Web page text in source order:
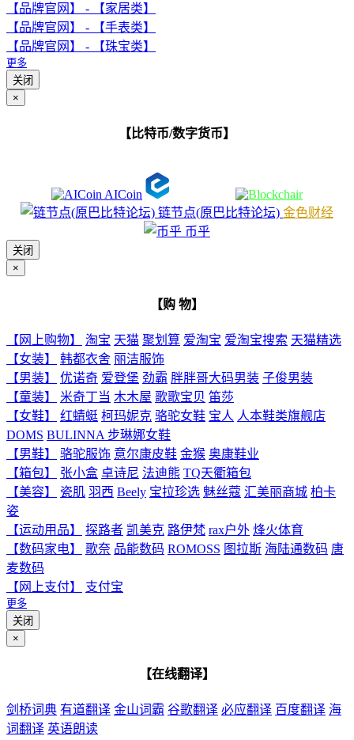
【品牌官网】 - 【家居类】
【品牌官网】 - 【手表类】
【品牌官网】 - 【珠宝类】
更多
关闭
×
【比特币/数字货币】
AICoin
链节点(原巴比特论坛) 金色财经
币乎
关闭
×
【购 物】
【网上购物】 淘宝 天猫 聚划算 爱淘宝 爱淘宝搜索 天猫精选
【女装】
韩都衣舍 丽洁服饰
【男装】
优诺奇 爱登堡 劲霸 胖胖哥大码男装 子俊男装
【童装】
米奇丁当 木木屋 歌歌宝贝 笛莎
【女鞋】
红蜻蜓 柯玛妮克 骆驼女鞋 宝人 人本鞋类旗舰店
DOMS BULINNA 步琳娜女鞋
【男鞋】
骆驼服饰 意尔康皮鞋 金猴 奥康鞋业
【箱包】
张小盒 卓诗尼 法迪熊 TQ天衢箱包
【美容】
瓷肌 羽西 Beely 宝拉珍选 魅丝蔻 汇美丽商城 柏卡
姿
【运动用品】
探路者 凯美克 路伊梵 rax户外 烽火体育
【数码家电】
歌奈 品能数码 ROMOSS 图拉斯 海陆通数码 唐
麦数码
【网上支付】
支付宝
更多
关闭
×
【在线翻译】
剑桥词典 有道翻译 金山词霸 谷歌翻译 必应翻译 百度翻译 海
词翻译 英语朗读